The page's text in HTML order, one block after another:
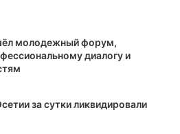
молодежный форум,
диалогу и
за сутки ликвидировали